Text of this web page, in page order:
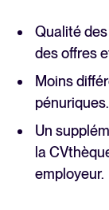
Qualité
des offres
Moins
pénuriques.
Un
la
employeur.